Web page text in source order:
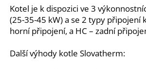
Kotel je k dispozici ve 3
(25-35-45 kW) a se 2 typy připojení
horní připojení, a HC – zadní
Další výhody kotle Slovatherm:
LUX
8
S
TEPLOVODNÍM
VÝMĚNÍKEM
KW